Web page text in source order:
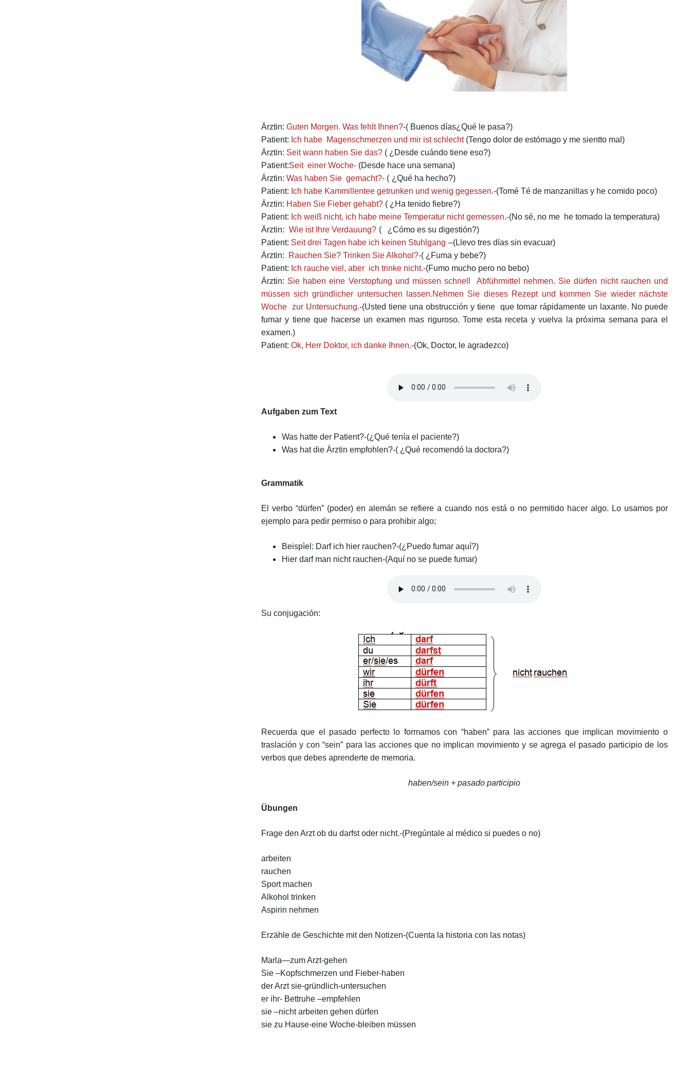
Ärztin: Guten Morgen. Was fehlt Ihnen?-( Buenos días¿Qué le pasa?)
Patient: Ich habe Magenschmerzen und mir ist schlecht (Tengo dolor de estómago y me sientto mal)
Ärztin: Seit wann haben Sie das? ( ¿Desde cuándo tiene eso?)
Patient:Seit einer Woche- (Desde hace una semana)
Ärztin: Was haben Sie gemacht?- ( ¿Qué ha hecho?)
Patient: Ich habe Kammillentee getrunken und wenig gegessen.-(Tomé Té de manzanillas y he comido poco)
Ärztin: Haben Sie Fieber gehabt? ( ¿Ha tenido fiebre?)
Patient: Ich weiß nicht, ich habe meine Temperatur nicht gemessen.-(No sé, no me he tomado la temperatura)
Ärztin: Wie ist Ihre Verdauung? ( ¿Cómo es su digestión?)
Patient: Seit drei Tagen habe ich keinen Stuhlgang –(Llevo tres días sin evacuar)
Ärztin:
Rauchen Sie? Trinken Sie Alkohol?-( ¿Fuma y bebe?)
Patient: Ich rauche viel, aber ich trinke nicht.-(Fumo mucho pero no bebo)
Ärztin: Sie haben eine Verstopfung und müssen schnell Abführmittel nehmen. Sie dürfen nicht rauchen und
müssen sich gründlicher untersuchen lassen.Nehmen Sie dieses Rezept und kommen Sie wieder nächste
Woche zur Untersuchung.-(Usted tiene una obstrucción y tiene que tomar rápidamente un laxante. No puede
fumar y tiene que hacerse un examen mas riguroso. Tome esta receta y vuelva la próxima semana para el
examen.)
Patient: Ok, Herr Doktor, ich danke Ihnen.-(Ok, Doctor, le agradezco)
Aufgaben zum Text
Was hatte der Patient?-(¿Qué tenía el paciente?)
Was hat die Ärztin empfohlen?-( ¿Qué recomendó la doctora?)
Grammatik
El verbo “dürfen” (poder) en alemán se refiere a cuando nos está o no permitido hacer algo. Lo usamos por
ejemplo para pedir permiso o para prohibir algo;
Beispìel: Darf ich hier rauchen?-(¿Puedo fumar aquí?)
Hier darf man nicht rauchen-(Aquí no se puede fumar)
Su conjugación:
Recuerda que el pasado perfecto lo formamos con “haben” para las acciones que implican movimiento o
traslación y con “sein” para las acciones que no implican movimiento y se agrega el pasado participio de los
verbos que debes aprenderte de memoria.
haben/sein + pasado participio
Übungen
Frage den Arzt ob du darfst oder nicht.-(Pregúntale al médico si puedes o no)
arbeiten
rauchen
Sport machen
Alkohol trinken
Aspirin nehmen
Erzähle de Geschichte mit den Notizen-(Cuenta la historia con las notas)
Marla—zum Arzt-gehen
Sie –Kopfschmerzen und Fieber-haben
der Arzt sie-gründlich-untersuchen
er ihr- Bettruhe –empfehlen
sie –nicht arbeiten gehen dürfen
sie zu Hause-eine Woche-bleiben müssen